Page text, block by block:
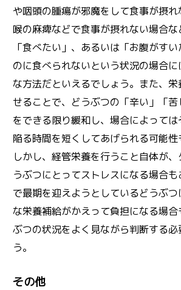
や咽頭の腫瘍が邪魔をして食事が摂
喉の麻痺などで食事が摂れない場合
「食べたい」、あるいは「お腹がす
のに食べられないという状況の場合
な方法だといえるでしょう。また、
せることで、どうぶつの「辛い」「
をできる限り緩和し、場合によって
陥る時間を短くしてあげられる可能性
しかし、経管栄養を行うこと自体が
うぶつにとってストレスになる場合
で最期を迎えようとしているどうぶ
な栄養補給がかえって負担になる場
ぶつの状況をよく見ながら判断する必
う。
その他